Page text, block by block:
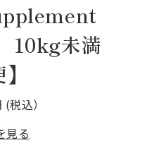
未満
(税込）
見る